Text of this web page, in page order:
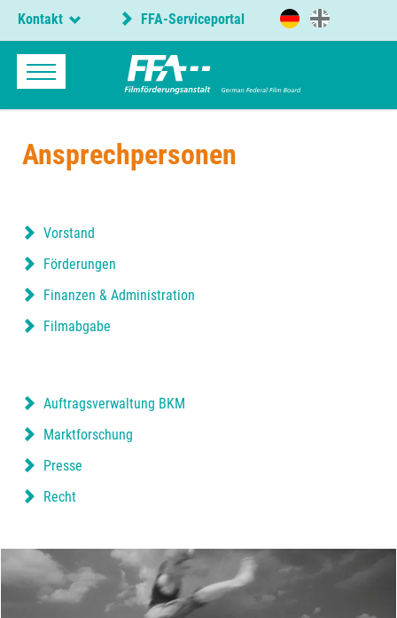
Kontakt FFA-Serviceportal
Ansprechpersonen
Vorstand
Förderungen
Finanzen & Administration
Filmabgabe
Auftragsverwaltung BKM
Marktforschung
Presse
Recht